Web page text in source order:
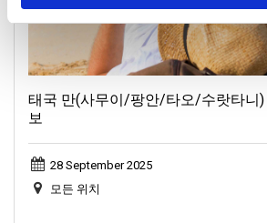
태국 만(사무이/팡안/타오/수랏타니)
보
28 September 2025
모든 위치